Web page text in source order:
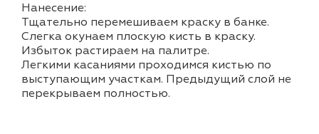
Нанесение:
Тщательно перемешиваем краску в банке.
Слегка окунаем плоскую кисть в краску.
Избыток растираем на палитре.
Легкими касаниями проходимся кистью по
выступающим участкам. Предыдущий слой не
перекрываем полностью.